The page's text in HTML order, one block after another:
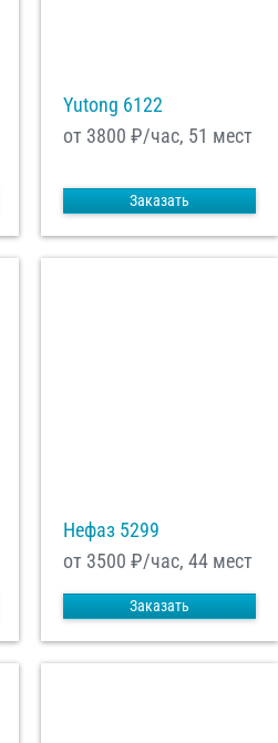
Yutong 6122
от 3800 ₽/час, 51 мест
Заказать
Нефаз 5299
от 3500 ₽/час, 44 мест
Заказать